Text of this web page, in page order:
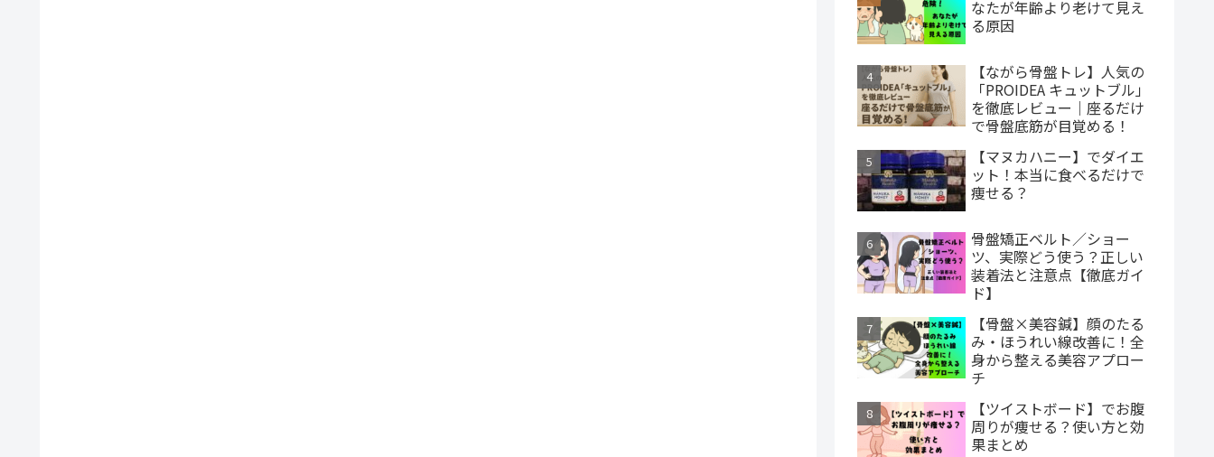
なたが年齢より老けて見え
る原因
【ながら骨盤トレ】人気の
「PROIDEA キュットブル」
を徹底レビュー｜座るだけ
で骨盤底筋が目覚める！
【マヌカハニー】でダイエ
ット！本当に食べるだけで
痩せる？
骨盤矯正ベルト／ショー
ツ、実際どう使う？正しい
装着法と注意点【徹底ガイ
ド】
【骨盤×美容鍼】顔のたる
み・ほうれい線改善に！全
身から整える美容アプロー
チ
【ツイストボード】でお腹
周りが痩せる？使い方と効
果まとめ